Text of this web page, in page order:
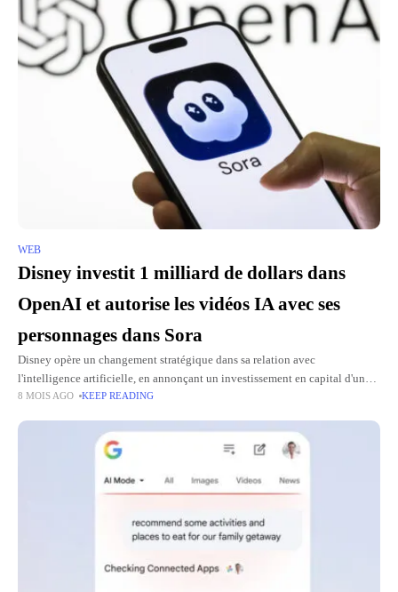
WEB
Disney investit 1 milliard de dollars dans
OpenAI et autorise les vidéos IA avec ses
personnages dans Sora
Disney opère un changement stratégique dans sa relation avec
l'intelligence artificielle, en annonçant un investissement en capital d'un
milliard de dollars dans OpenAI, scellant ainsi un accord de licence de
8 MOIS AGO KEEP READING